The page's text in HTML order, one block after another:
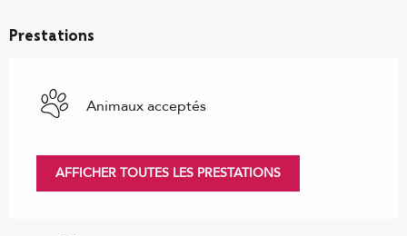
Prestations
Animaux acceptés
AFFICHER TOUTES LES PRESTATIONS